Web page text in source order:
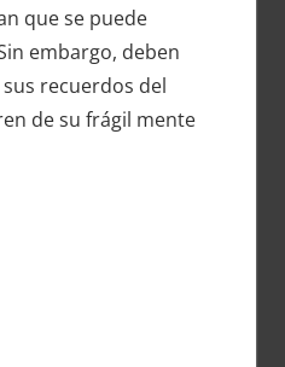
que se puede
embargo, deben
recuerdos del
de su frágil mente